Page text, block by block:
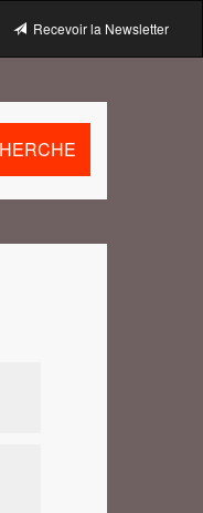
Recevoir la Newsletter